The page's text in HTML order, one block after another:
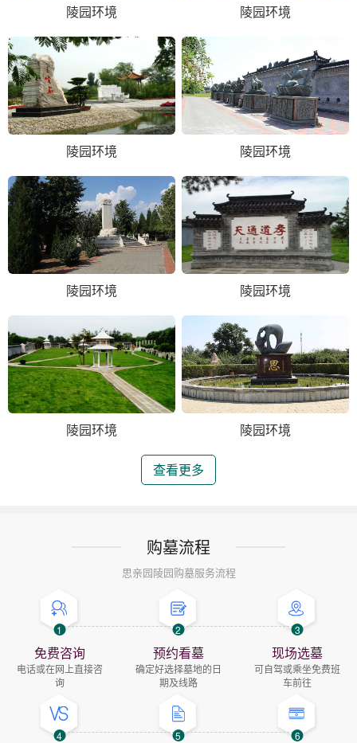
陵园环境 陵园环境
陵园环境 陵园环境
陵园环境 陵园环境
陵园环境 陵园环境
查看更多
购墓流程
思亲园陵园购墓服务流程
1
免费咨询
电话或在网上直接咨
询
2
预约看墓
确定好选择墓地的日
期及线路
3
现场选墓
可自驾或乘坐免费班
车前往
4 5 6